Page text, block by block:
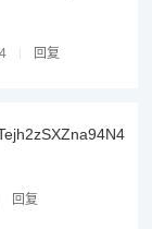
回复
回复